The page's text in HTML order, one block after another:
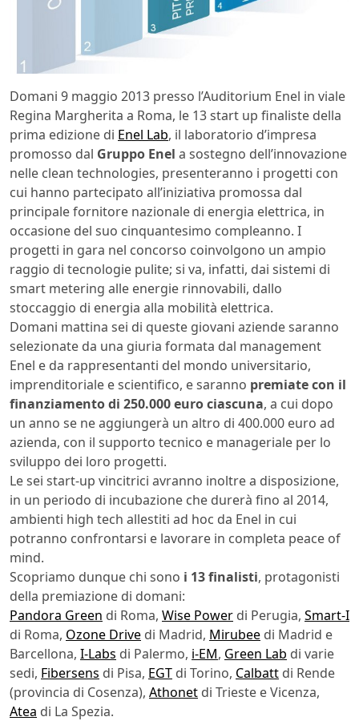
Domani 9 maggio 2013 presso l’Auditorium Enel in viale
Regina Margherita a Roma, le 13 start up finaliste della
prima edizione di Enel Lab, il laboratorio d’impresa
promosso dal Gruppo Enel a sostegno dell’innovazione
nelle clean technologies, presenteranno i progetti con
cui hanno partecipato all’iniziativa promossa dal
principale fornitore nazionale di energia elettrica, in
occasione del suo cinquantesimo compleanno. I
progetti in gara nel concorso coinvolgono un ampio
raggio di tecnologie pulite; si va, infatti, dai sistemi di
smart metering alle energie rinnovabili, dallo
stoccaggio di energia alla mobilità elettrica.
Domani mattina sei di queste giovani aziende saranno
selezionate da una giuria formata dal management
Enel e da rappresentanti del mondo universitario,
imprenditoriale e scientifico, e saranno premiate con il
finanziamento di 250.000 euro ciascuna, a cui dopo
un anno se ne aggiungerà un altro di 400.000 euro ad
azienda, con il supporto tecnico e manageriale per lo
sviluppo dei loro progetti.
Le sei start-up vincitrici avranno inoltre a disposizione,
in un periodo di incubazione che durerà fino al 2014,
ambienti high tech allestiti ad hoc da Enel in cui
potranno confrontarsi e lavorare in completa peace of
mind.
Scopriamo dunque chi sono i 13 finalisti, protagonisti
della premiazione di domani:
Pandora Green di Roma, Wise Power di Perugia, Smart-I
di Roma, Ozone Drive di Madrid, Mirubee di Madrid e
Barcellona, I-Labs di Palermo, i-EM, Green Lab di varie
sedi, Fibersens di Pisa, EGT di Torino, Calbatt di Rende
(provincia di Cosenza), Athonet di Trieste e Vicenza,
Atea di La Spezia.